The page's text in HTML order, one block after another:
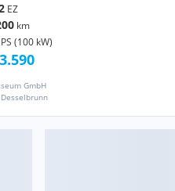
EZ
km
PS (100 kW)
GmbH